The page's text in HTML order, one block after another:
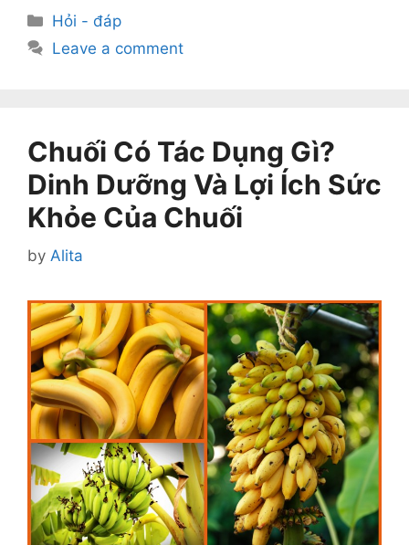
Categories
Hỏi - đáp
Leave a comment
Chuối Có Tác Dụng Gì?
Dinh Dưỡng Và Lợi Ích Sức
Khỏe Của Chuối
by Alita